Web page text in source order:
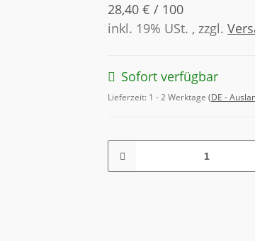
28,40 € / 100
inkl. 19% USt. , zzgl.
Sofort verfügbar
Lieferzeit: 1 - 2 Werktage (DE -